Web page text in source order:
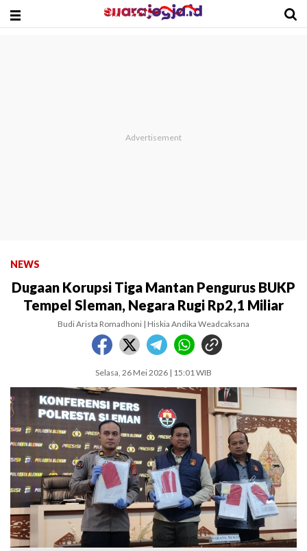
NEWS
Dugaan Korupsi Tiga Mantan Pengurus BUKP
Tempel Sleman, Negara Rugi Rp2,1 Miliar
Budi Arista Romadhoni | Hiskia Andika Weadcaksana
Selasa, 26 Mei 2026 | 15:01 WIB